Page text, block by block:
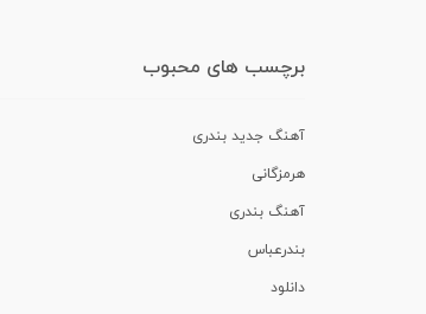
برچسب های محبوب
آهنگ جدید بندری
هرمزگانی
آهنگ بندری
بندرعباس
دانلود